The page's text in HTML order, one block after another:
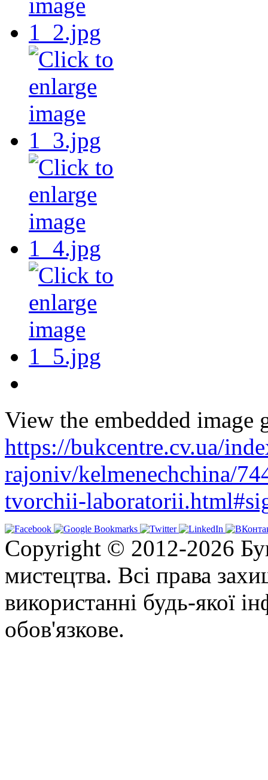
View the embedded image
https://bukcentre.cv.ua/
rajoniv/kelmenechchina/
tvorchii-
Copyright © 2012-2026
мистецтва. Всі права
використанні будь-якої
обов'язкове.